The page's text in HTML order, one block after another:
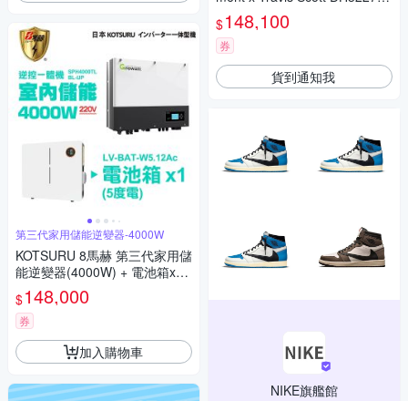
第三代家用儲能逆變器-4000W
KOTSURU 8馬赫 第三代家用儲
能逆變器(4000W) + 電池箱x1
(5度電) 容量可擴充 施工另計現
場估價
$148,000
券
加入購物車
05
$148,100
券
貨到通知我
NIKE旗艦館